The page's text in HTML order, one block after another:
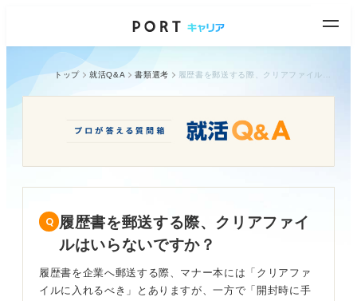
トップ 就活Q&A 書類選考
履歴書を郵送する際、クリアファイ
ルはいらないですか？
履歴書を企業へ郵送する際、マナー本には「クリアファ
イルに入れるべき」とありますが、一方で「開封時に手